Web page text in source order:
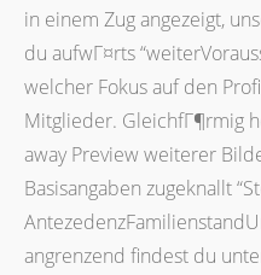
in einem Zug angezeigt,
du aufwГ¤rts
welcher Fokus auf den
Mitglieder. GleichfГ¶rmig
away Preview weiterer
Basisangaben zugeknallt
angrenzend findest du